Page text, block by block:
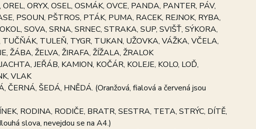
ORYX, OSEL, OSMÁK, OVCE, PANDA, PANTER, PÁV,
PSOUN, PŠTROS, PTÁK, PUMA, RACEK, REJNOK, RYBA,
SOVA, SRNA, SRNEC, STRAKA, SUP, SVIŠŤ, SÝKORA,
TULEŇ, TYGR, TUKAN, UŽOVKA, VÁŽKA, VČELA,
ŽÁBA, ŽELVA, ŽIRAFA, ŽÍŽALA, ŽRALOK
JEŘÁB, KAMION, KOČÁR, KOLEJE, KOLO, LOĎ,
VLAK
ČERNÁ, ŠEDÁ, HNĚDÁ. (Oranžová, fialová a červená jsou
RODINA, RODIČE, BRATR, SESTRA, TETA, STRÝC, DÍTĚ,
slova, nevejdou se na A4.)